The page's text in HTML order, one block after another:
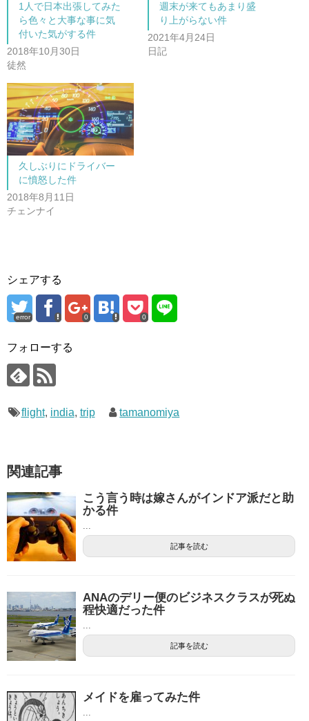
有
(
新
し
い
ウ
ィ
ウ
で
開
き
ま
す
)
ク
リ
ッ
ク
し
て
く
い
(
新
し
い
ウ
ィ
ン
ド
ウ
で
開
き
す
1人で日本出張してみた
ら色々と大事な事に気
付いた気がする件
2018年10月30日
徒然
週末が来てもあまり盛
り上がらない件
2021年4月24日
日記
久しぶりにドライバー
に憤怒した件
2018年8月11日
チェンナイ
シェアする
error 0 0
フォローする
flight, india, trip tamanomiya
関連記事
こう言う時は嫁さんがインドア派だと助
かる件
...
記事を読む
ANAのデリー便のビジネスクラスが死ぬ
程快適だった件
...
記事を読む
メイドを雇ってみた件
...